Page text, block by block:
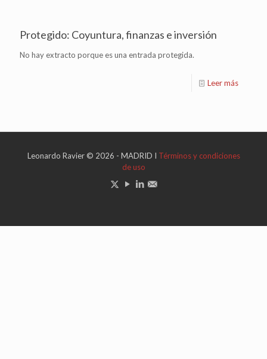
Protegido: Coyuntura, finanzas e inversión
No hay extracto porque es una entrada protegida.
Leer más
Leonardo Ravier © 2026 - MADRID I Términos y condiciones
de uso